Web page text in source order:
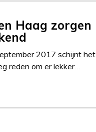
Haag zorgen
2017 schijnt het
reden om er lekker…